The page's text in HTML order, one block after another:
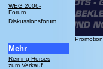
WEG 2006-
Forum
Diskussionsforum
Mehr
Reining Horses
zum Verkauf
Promotion